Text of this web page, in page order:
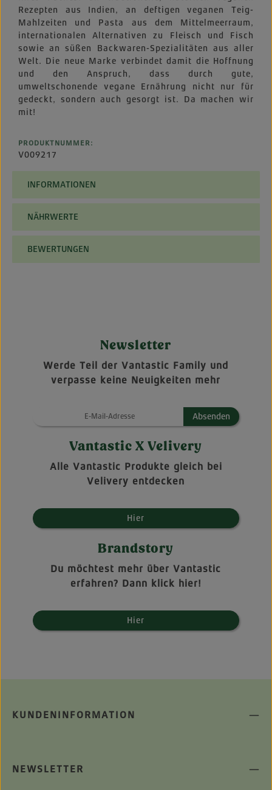
Rezepten aus Indien, an deftigen veganen Teig-
Mahlzeiten und Pasta aus dem Mittelmeerraum,
internationalen Alternativen zu Fleisch und Fisch
sowie an süßen Backwaren-Spezialitäten aus aller
Welt. Die neue Marke verbindet damit die Hoffnung
und den Anspruch, dass durch gute,
umweltschonende vegane Ernährung nicht nur für
gedeckt, sondern auch gesorgt ist. Da machen wir
mit!
PRODUKTNUMMER:
V009217
INFORMATIONEN
NÄHRWERTE
BEWERTUNGEN
Newsletter
Werde Teil der Vantastic Family und
verpasse keine Neuigkeiten mehr
Absenden
Vantastic X Velivery
Alle Vantastic Produkte gleich bei
Velivery entdecken
Hier
Brandstory
Du möchtest mehr über Vantastic
erfahren? Dann klick hier!
Hier
KUNDENINFORMATION
NEWSLETTER